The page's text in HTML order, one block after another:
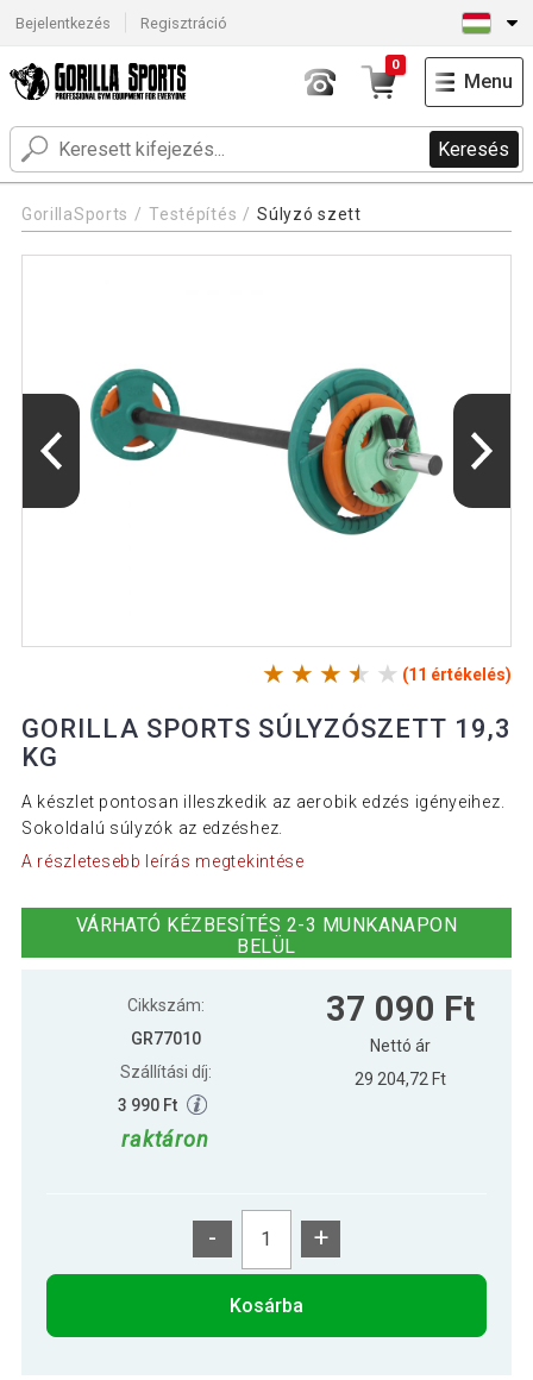
Bejelentkezés Regisztráció
Keresés
0
Menu
GorillaSports Testépítés Súlyzó szett
(11 értékelés)
GORILLA SPORTS SÚLYZÓSZETT 19,3
KG
A készlet pontosan illeszkedik az aerobik edzés igényeihez.
Sokoldalú súlyzók az edzéshez.
A részletesebb leírás megtekintése
VÁRHATÓ KÉZBESÍTÉS 2-3 MUNKANAPON
BELÜL
Cikkszám:
GR77010
Szállítási díj:
3 990 Ft
raktáron
37 090 Ft
Nettó ár
29 204,72 Ft
- +
Kosárba